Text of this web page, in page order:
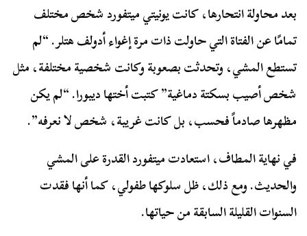
بعد محاولة انتحارها، كانت يونيتي ميتفورد شخص مختلف
تمامًا عن الفتاة التي حاولت ذات مرة إغواء أدولف هتلر. “لم
تستطع المشي، وتحدثت بصعوبة وكانت شخصية مختلفة، مثل
شخص أصيب بسكتة دماغية” كتبت أختها ديبورا. “لم يكن
مظهرها صادماً فحسب، بل كانت غريبة، شخص لا نعرفه”.
في نهاية المطاف، استعادت ميتفورد القدرة على المشي
والحديث. ومع ذلك، ظل سلوكها طفولي، كما أنها فقدت
السنوات القليلة السابقة من حياتها.